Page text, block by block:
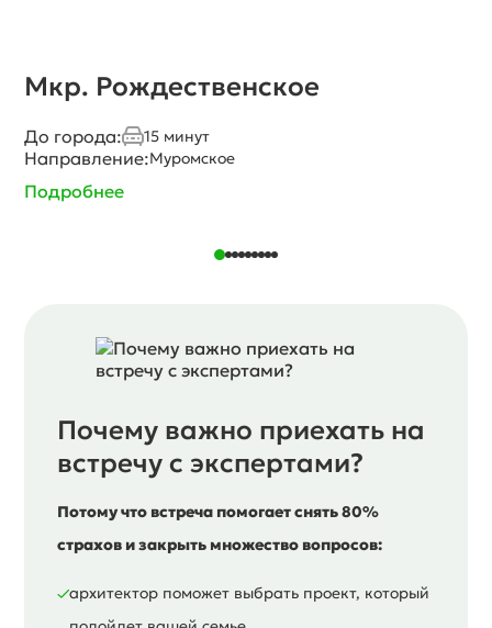
Мкр. Рождественское
До города: 15 минут
Направление:Муромское
Подробнее
Почему важно приехать на
встречу с экспертами?
Потому что встреча помогает снять 80%
страхов и закрыть множество вопросов:
архитектор поможет выбрать проект, который